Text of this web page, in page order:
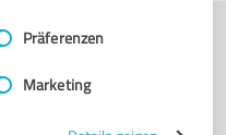
Präferenzen
Marketing